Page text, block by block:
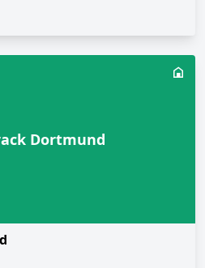
Dortmund